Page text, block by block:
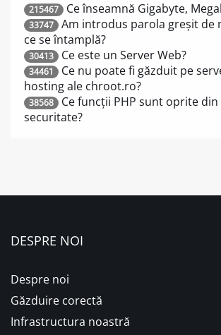
215467 Ce înseamnă Gigabyte,
33747
Am introdus parola greșit de
ce se întamplă?
30413 Ce este un Server Web?
34461
Ce nu poate fi găzduit pe
hosting ale chroot.ro?
38568
Ce funcții PHP sunt oprite
securitate?
DESPRE NOI
Despre noi
Găzduire corectă
Infrastructura noastră